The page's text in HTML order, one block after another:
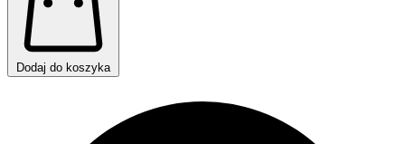
Dodaj do koszyka